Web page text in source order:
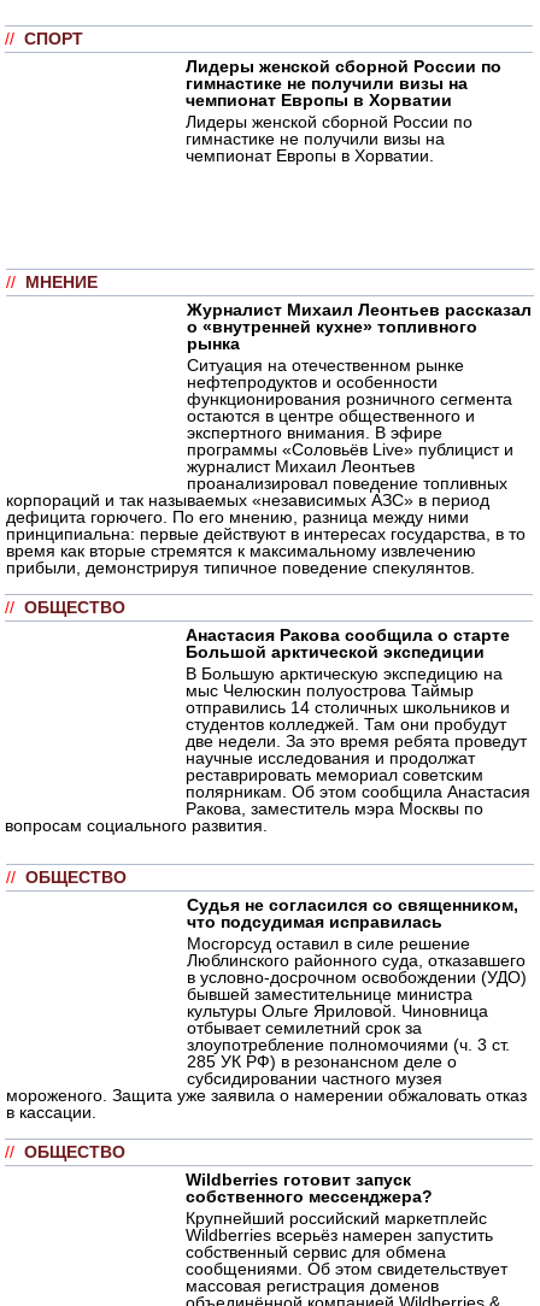
// СПОРТ
Лидеры женской сборной России по
гимнастике не получили визы на
чемпионат Европы в Хорватии
Лидеры женской сборной России по
гимнастике не получили визы на
чемпионат Европы в Хорватии.
// МНЕНИЕ
Журналист Михаил Леонтьев рассказал
о «внутренней кухне» топливного
рынка
Ситуация на отечественном рынке
нефтепродуктов и особенности
функционирования розничного сегмента
остаются в центре общественного и
экспертного внимания. В эфире
программы «Соловьёв Live» публицист и
журналист Михаил Леонтьев
проанализировал поведение топливных
корпораций и так называемых «независимых АЗС» в период
дефицита горючего. По его мнению, разница между ними
принципиальна: первые действуют в интересах государства, в то
время как вторые стремятся к максимальному извлечению
прибыли, демонстрируя типичное поведение спекулянтов.
// ОБЩЕСТВО
Анастасия Ракова сообщила о старте
Большой арктической экспедиции
В Большую арктическую экспедицию на
мыс Челюскин полуострова Таймыр
отправились 14 столичных школьников и
студентов колледжей. Там они пробудут
две недели. За это время ребята проведут
научные исследования и продолжат
реставрировать мемориал советским
полярникам. Об этом сообщила Анастасия
Ракова, заместитель мэра Москвы по
вопросам социального развития.
// ОБЩЕСТВО
Судья не согласился со священником,
что подсудимая исправилась
Мосгорсуд оставил в силе решение
Люблинского районного суда, отказавшего
в условно-досрочном освобождении (УДО)
бывшей заместительнице министра
культуры Ольге Яриловой. Чиновница
отбывает семилетний срок за
злоупотребление полномочиями (ч. 3 ст.
285 УК РФ) в резонансном деле о
субсидировании частного музея
мороженого. Защита уже заявила о намерении обжаловать отказ
в кассации.
// ОБЩЕСТВО
Wildberries готовит запуск
собственного мессенджера?
Крупнейший российский маркетплейс
Wildberries всерьёз намерен запустить
собственный сервис для обмена
сообщениями. Об этом свидетельствует
массовая регистрация доменов
объединённой компанией Wildberries &